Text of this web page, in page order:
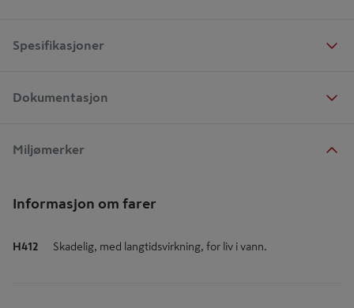
Spesifikasjoner
Dokumentasjon
Miljømerker
Informasjon om farer
H412 Skadelig, med langtidsvirkning, for liv i vann.